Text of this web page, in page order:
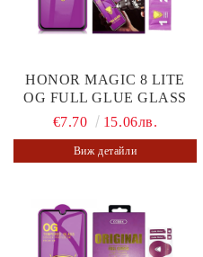
HONOR MAGIC 8 LITE
OG FULL GLUE GLASS
€7.70
15.06лв.
Виж детайли